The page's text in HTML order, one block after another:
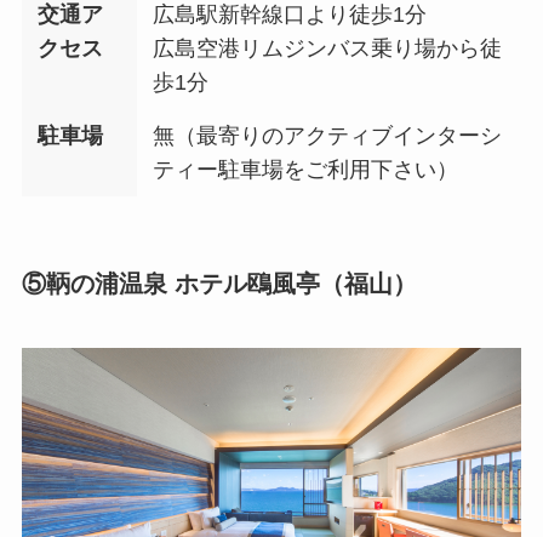
交通ア
クセス
広島駅新幹線口より徒歩1分
広島空港リムジンバス乗り場から徒
歩1分
駐車場
無（最寄りのアクティブインターシ
ティー駐車場をご利用下さい）
⑤鞆の浦温泉 ホテル鴎風亭（福山）